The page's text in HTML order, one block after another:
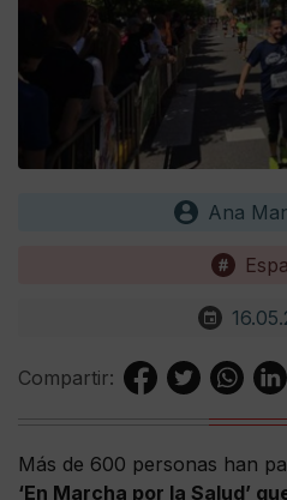
Ana
Compartir:
Más de 600 personas han
‘En Marcha por la Salud’